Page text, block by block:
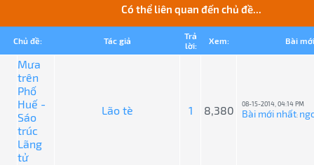
Có thể liên quan đến chủ đề...
Chủ đề: Tác giả
Trả
lời:
Xem: Bài
Mưa
trên
Phố
Huế -
Sáo
trúc
Lãng
tử
Lão tè 1 8,380 08-15-2014, 04:14 PM
Bài mới nhất: